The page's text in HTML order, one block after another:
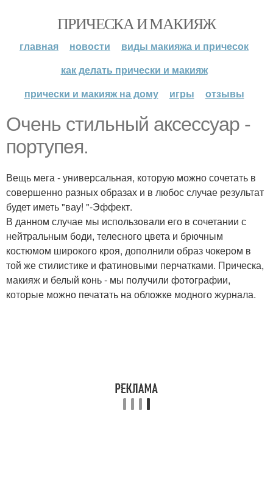
ПРИЧЕСКА И МАКИЯЖ
главная новости
виды макияжа и причесок
как делать прически и макияж
прически и макияж на дому
игры отзывы
Очень стильный аксессуар -
портупея.
Вещь мега - универсальная, которую можно сочетать в
совершенно разных образах и в любос случае результат
будет иметь "вау! "-Эффект.
В данном случае мы использовали его в сочетании с
нейтральным боди, телесного цвета и брючным
костюмом широкого кроя, дополнили образ чокером в
той же стилистике и фатиновыми перчатками. Прическа,
макияж и белый конь - мы получили фотографии,
которые можно печатать на обложке модного журнала.